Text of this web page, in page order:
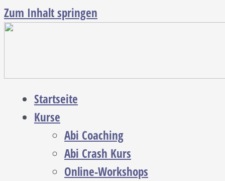
Zum Inhalt springen
Startseite
Kurse
Abi Coaching
Abi Crash Kurs
Online-Workshops